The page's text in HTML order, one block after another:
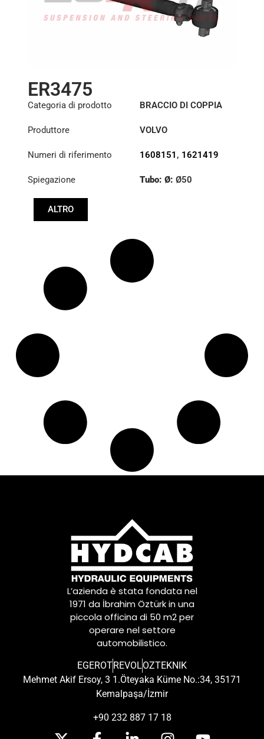
ER3475
Categoria di prodotto BRACCIO DI COPPIA
Produttore VOLVO
Numeri di riferimento 1608151 , 1621419
Spiegazione Tubo: Ø: Ø50
ALTRO
L’azienda è stata fondata nel
1971 da İbrahim Öztürk in una
piccola officina di 50 m2 per
operare nel settore
automobilistico.
EGEROTREVOLOZTEKNIK
Mehmet Akif Ersoy, 3 1.Öteyaka Küme No.:34, 35171
Kemalpaşa/İzmir
+90 232 887 17 18